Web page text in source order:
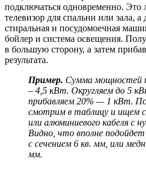
подключаться одновременно. Это
телевизор для спальни или зала,
стиральная и посудомоечная
бойлер и система освещения.
в большую сторону, а затем
результата.
Пример. Сумма мощностей
– 4,5 кВт. Округляем до 5
прибавляем 20% — 1 кВт.
смотрим в таблицу и ищем
или алюминиевого кабеля с
Видно, что вполне
с сечением 6 кв. мм, или
мм.